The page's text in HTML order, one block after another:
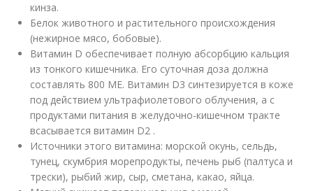
кинза.
Белок животного и растительного происхождения
(нежирное мясо, бобовые).
Витамин D обеспечивает полную абсорбцию кальция
из тонкого кишечника. Его суточная доза должна
составлять 800 МЕ. Витамин D3 синтезируется в коже
под действием ультрафиолетового облучения, а с
продуктами питания в желудочно-кишечном тракте
всасывается витамин D2 .
Источники этого витамина: морской окунь, сельдь,
тунец, скумбрия морепродукты, печень рыб (палтуса и
трески), рыбий жир, сыр, сметана, какао, яйца.